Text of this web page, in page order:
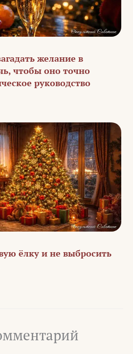
желание в
чтобы оно точно
руководство
ёлку и не выбросить